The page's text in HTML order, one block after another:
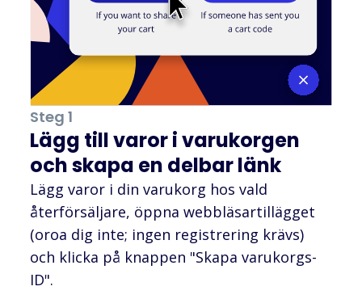
Steg 1
Lägg till varor i varukorgen
och skapa en delbar länk
Lägg varor i din varukorg hos vald
återförsäljare, öppna webbläsartillägget
(oroa dig inte; ingen registrering krävs)
och klicka på knappen "Skapa varukorgs-
ID".